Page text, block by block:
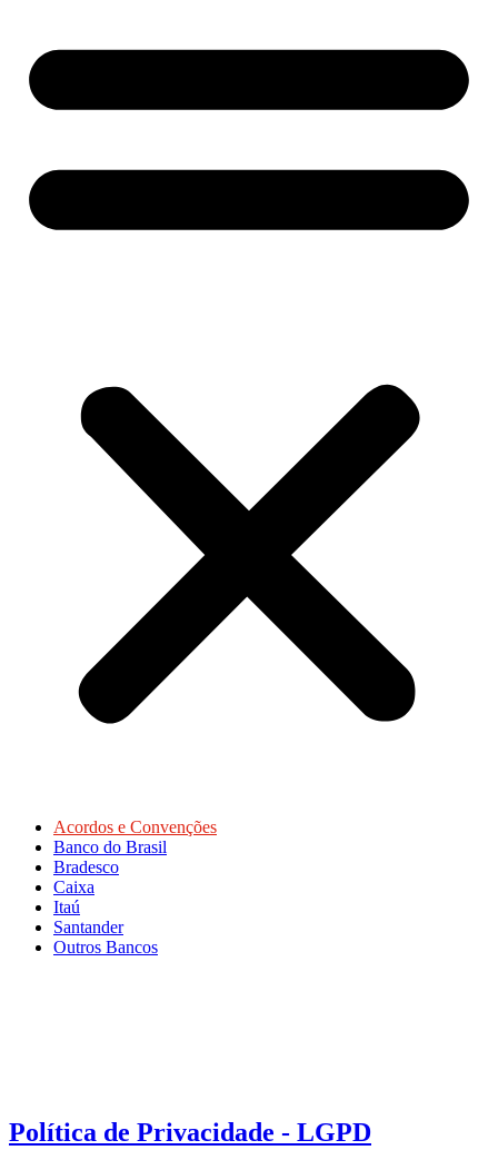
Acordos e Convenções
Banco do Brasil
Bradesco
Caixa
Itaú
Santander
Outros Bancos
Política de Privacidade - LGPD